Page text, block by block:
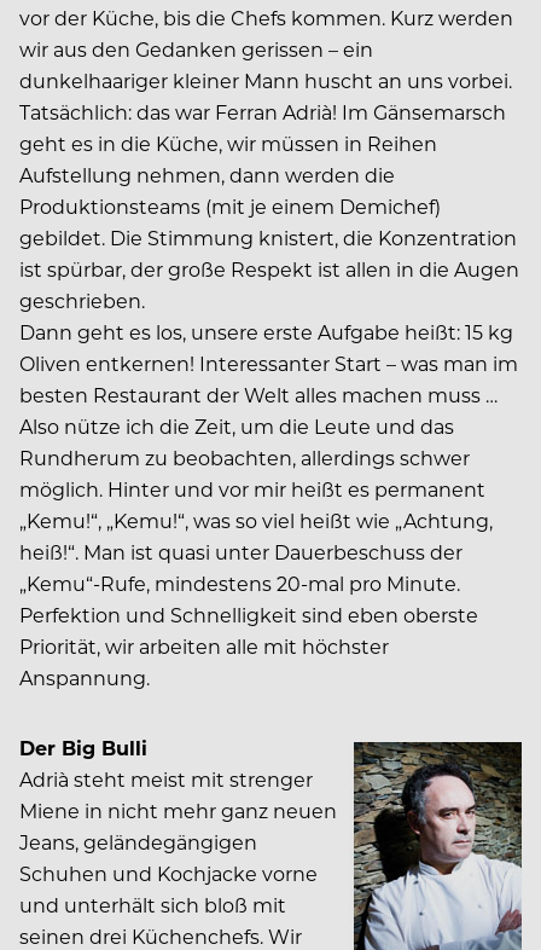
vor der Küche, bis die Chefs kommen. Kurz werden
wir aus den Gedanken gerissen – ein
dunkelhaariger kleiner Mann huscht an uns vorbei.
Tatsächlich: das war Ferran Adrià! Im Gänsemarsch
geht es in die Küche, wir müssen in Reihen
Aufstellung nehmen, dann werden die
Produktionsteams (mit je einem Demichef)
gebildet. Die Stimmung knistert, die Konzentration
ist spürbar, der große Respekt ist allen in die Augen
geschrieben.
Dann geht es los, unsere erste Aufgabe heißt: 15 kg
Oliven entkernen! Interessanter Start – was man im
besten Restaurant der Welt alles machen muss …
Also nütze ich die Zeit, um die Leute und das
Rundherum zu beobachten, allerdings schwer
möglich. Hinter und vor mir heißt es permanent
„Kemu!“, „Kemu!“, was so viel heißt wie „Achtung,
heiß!“. Man ist quasi unter Dauerbeschuss der
„Kemu“-Rufe, mindestens 20-mal pro Minute.
Perfektion und Schnelligkeit sind eben oberste
Priorität, wir arbeiten alle mit höchster
Anspannung.
Der Big Bulli
Adrià steht meist mit strenger
Miene in nicht mehr ganz neuen
Jeans, geländegängigen
Schuhen und Kochjacke vorne
und unterhält sich bloß mit
seinen drei Küchenchefs. Wir